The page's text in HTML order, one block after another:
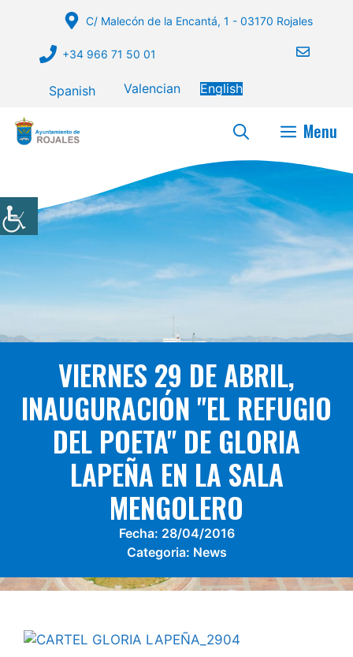
C/ Malecón de la Encantá, 1 - 03170 Rojales
+34 966 71 50 01
Spanish Valencian English
Menu
VIERNES 29 DE ABRIL,
INAUGURACIÓN "EL REFUGIO
DEL POETA" DE GLORIA
LAPEÑA EN LA SALA
MENGOLERO
Fecha: 28/04/2016
Categoria: News